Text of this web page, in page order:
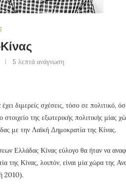
5 λεπτά ανάγνωση
διμερείς σχέσεις, τόσο σε πολιτικό,
στοιχείο της εξωτερικής πολιτικής
με την Λαϊκή Δημοκρατία της Κίνας.
Ελλάδας Κίνας εύλογο θα ήταν να
της Κίνας, λοιπόν, είναι μία χώρα της
2010).